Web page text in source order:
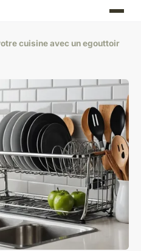
cuisine avec un egouttoir